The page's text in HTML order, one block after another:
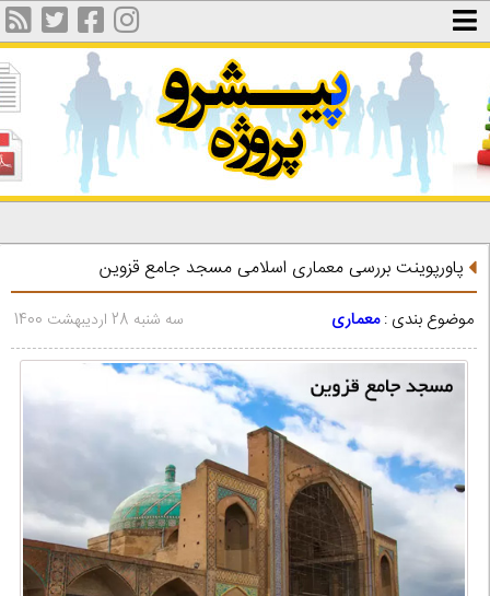
پاورپوینت بررسی معماری اسلامی مسجد جامع قزوین
موضوع بندی :معماری سه شنبه 28 اردیبهشت 1400